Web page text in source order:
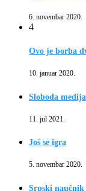
6. novembar 2020.
4
Ovo je borba
10. januar 2020.
Sloboda medija
11. jul 2021.
Još se igra
5. novembar 2020.
Srpski naučnik